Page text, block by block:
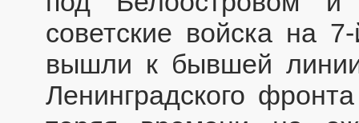
советские войска на
вышли к бывшей
Ленинградского